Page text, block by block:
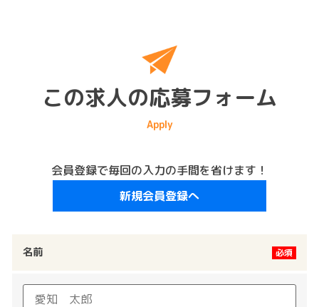
この求人の応募フォーム
会員登録で毎回の入力の手間を省けます！
新規会員登録へ
名前